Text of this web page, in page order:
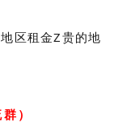
区租金Z贵的地
）